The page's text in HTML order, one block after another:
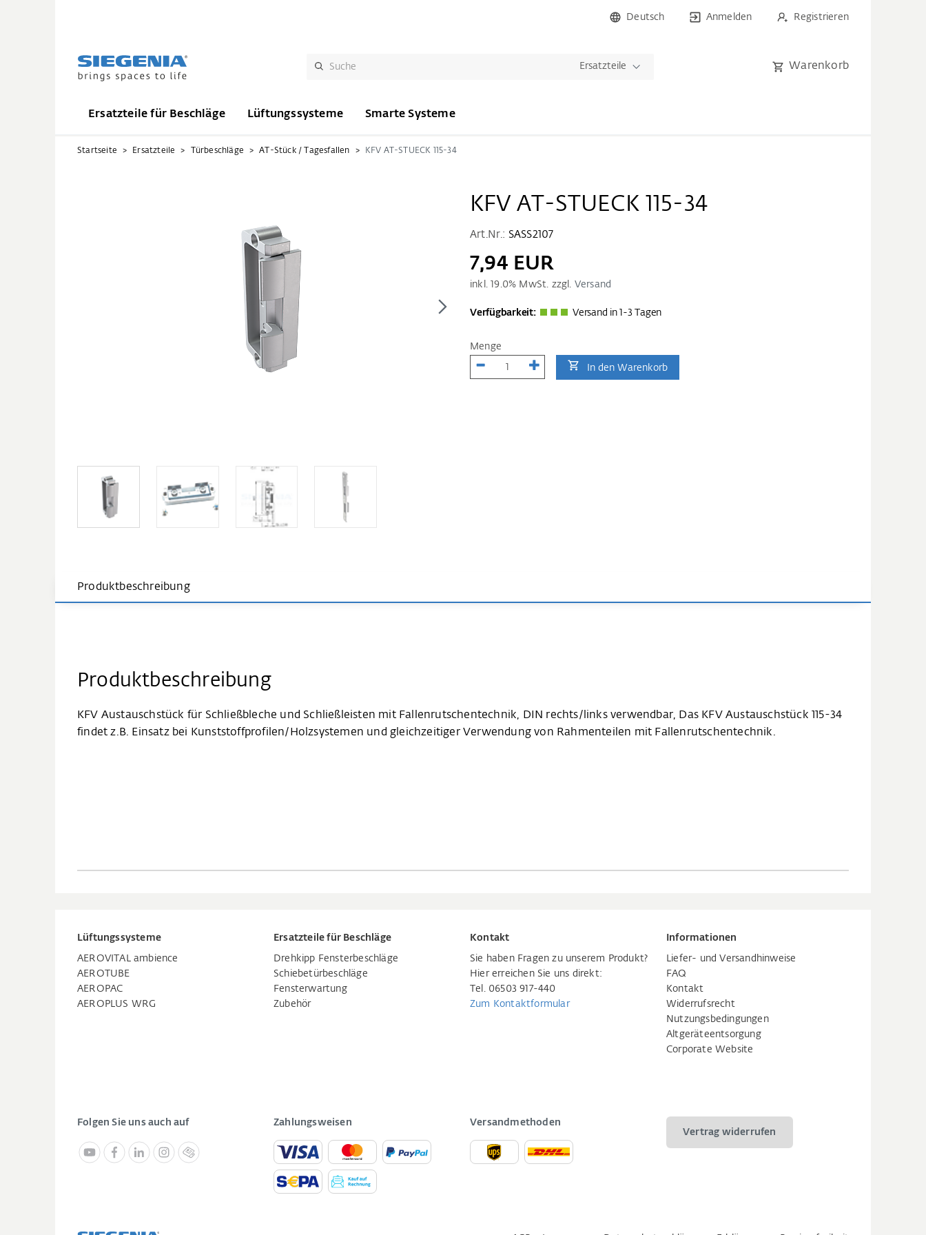
Deutsch Anmelden Registrieren
Ersatzteile Warenkorb
Ersatzteile für Beschläge Lüftungssysteme Smarte Systeme
Startseite Ersatzteile Türbeschläge AT-Stück / Tagesfallen KFV AT-STUECK 115-34
KFV AT-STUECK 115-34
Art.Nr.: SASS2107
7,94 EUR
inkl. 19.0% MwSt. zzgl. Versand
Verfügbarkeit: Versand in 1-3 Tagen
Menge
In den Warenkorb
Produktbeschreibung
Produktbeschreibung
KFV Austauschstück für Schließbleche und Schließleisten mit Fallenrutschentechnik, DIN rechts/links verwendbar, Das KFV Austauschstück 115-34
findet z.B. Einsatz bei Kunststoffprofilen/Holzsystemen und gleichzeitiger Verwendung von Rahmenteilen mit Fallenrutschentechnik.
Lüftungssysteme
AEROVITAL ambience
AEROTUBE
AEROPAC
AEROPLUS WRG
Ersatzteile für Beschläge
Drehkipp Fensterbeschläge
Schiebetürbeschläge
Fensterwartung
Zubehör
Kontakt
Sie haben Fragen zu unserem Produkt?
Hier erreichen Sie uns direkt:
Tel. 06503 917-440
Zum Kontaktformular
Informationen
Liefer- und Versandhinweise
FAQ
Kontakt
Widerrufsrecht
Nutzungsbedingungen
Altgeräteentsorgung
Corporate Website
Folgen Sie uns auch auf Zahlungsweisen
Versandmethoden
Vertrag widerrufen